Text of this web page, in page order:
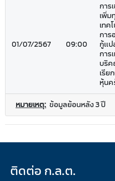
01/07/2567 09:00
การ
เพิ่ม
เทค
การ
กู้แป
การ
บริ
เรี
หุ้นค
หมายเหตุ: ข้อมูลย้อนหลัง 3 ปี
ติดต่อ ก.ล.ต.